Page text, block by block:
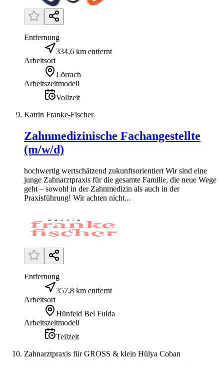
Entfernung
334,6 km entfernt
Arbeitsort
Lörrach
Arbeitszeitmodell
Vollzeit
Katrin Franke-Fischer
Zahnmedizinische Fachangestellte
(m/w/d)
hochwertig wertschätzend zukunftsorientiert Wir sind eine
junge Zahnarztpraxis für die gesamte Familie, die neue Wege
geht – sowohl in der Zahnmedizin als auch in der
Praxisführung! Wir achten nicht...
Entfernung
357,8 km entfernt
Arbeitsort
Hünfeld Bei Fulda
Arbeitszeitmodell
Teilzeit
Zahnarztpraxis für GROSS & klein Hülya Coban